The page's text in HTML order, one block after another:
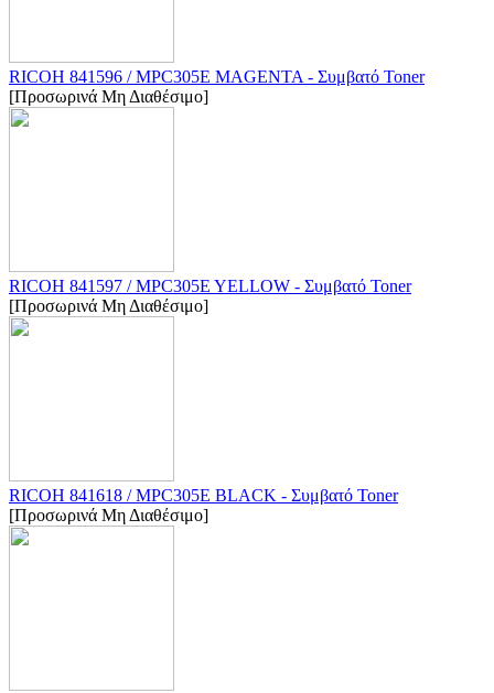
RICOH 841596 / MPC305E MAGENTA - Συμβατό Toner
[Προσωρινά Μη Διαθέσιμο]
RICOH 841597 / MPC305E YELLOW - Συμβατό Toner
[Προσωρινά Μη Διαθέσιμο]
RICOH 841618 / MPC305E BLACK - Συμβατό Toner
[Προσωρινά Μη Διαθέσιμο]